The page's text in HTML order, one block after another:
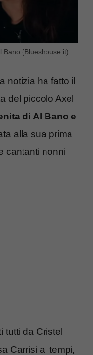
Bano (Blueshouse.it)
notizia ha fatto il
del piccolo Axel
di Al Bano e
alla sua prima
cantanti nonni
tutti da Cristel
Carrisi ai tempi,